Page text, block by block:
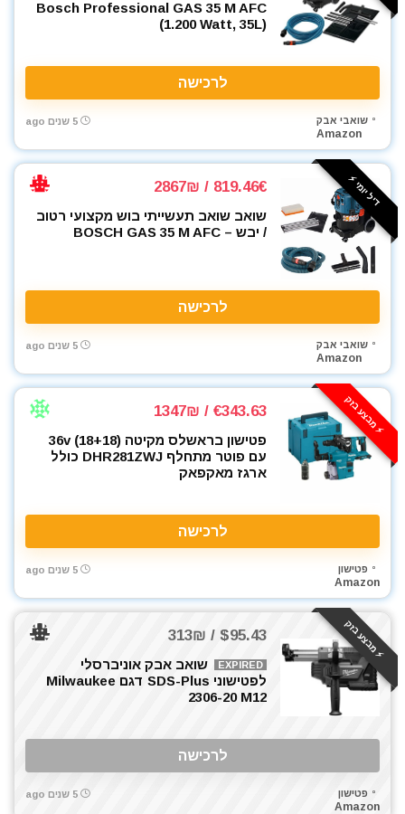
Bosch Professional GAS 35 M AFC
(1.200 Watt, 35L)
לרכישה
שואבי אבק
Amazon
5 שנים ago
דיל יומי ⚡️ 819.46€ / 2867₪
שואב שואב תעשייתי בוש מקצועי רטוב
/ יבש – BOSCH GAS 35 M AFC
לרכישה
שואבי אבק
Amazon
5 שנים ago
⚡️ מבצע בזק €343.63 / 1347₪
פטישון בראשלס מקיטה (36v (18+18
עם פוטר מתחלף DHR281ZWJ כולל
ארגז מאקפאק
לרכישה
פטישון
Amazon
5 שנים ago
⚡️ מבצע בזק $95.43 / 313₪
EXPIRED
שואב אבק אוניברסלי
לפטישוני SDS-Plus דגם Milwaukee
2306-20 M12
לרכישה
פטישון
Amazon
5 שנים ago